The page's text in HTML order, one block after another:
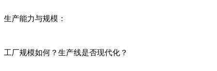
生产能力与规模：
工厂规模如何？生产线是否现代化？